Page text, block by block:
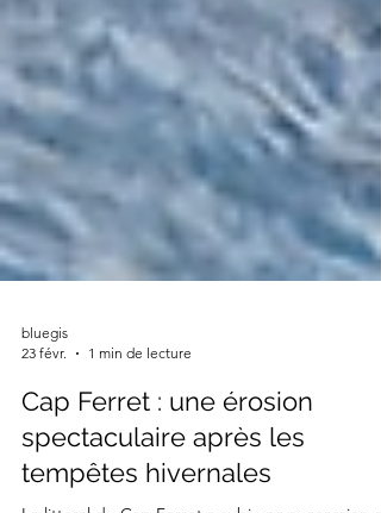
bluegis
23 févr.
1 min de lecture
Cap Ferret : une érosion
spectaculaire après les